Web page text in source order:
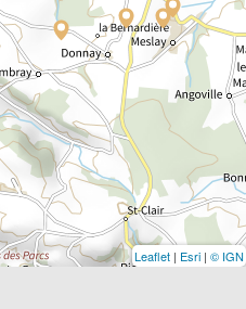
Leaflet | Esri | © IGN